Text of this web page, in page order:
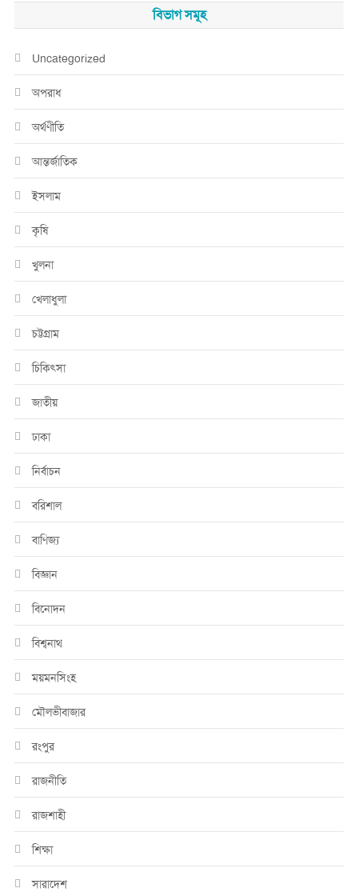
বিভাগ সমূহ
Uncategorized
অপরাধ
অর্থণীতি
আন্তর্জাতিক
ইসলাম
কৃষি
খুলনা
খেলাধুলা
চট্টগ্রাম
চিকিৎসা
জাতীয়
ঢাকা
নির্বাচন
বরিশাল
বাণিজ্য
বিজ্ঞান
বিনোদন
বিশ্বনাথ
ময়মনসিংহ
মৌলভীবাজার
রংপুর
রাজনীতি
রাজশাহী
শিক্ষা
সারাদেশ